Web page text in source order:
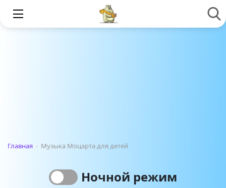
Главная › Музыка Моцарта для детей
Ночной режим